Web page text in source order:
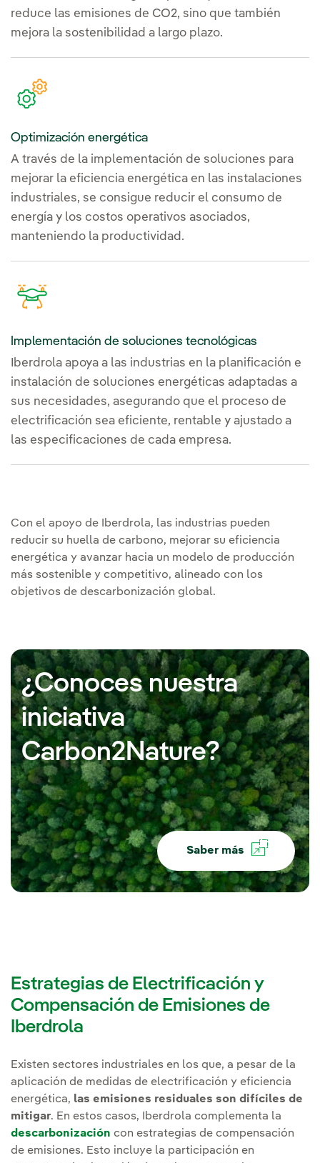
reduce las emisiones de CO2, sino que también
mejora la sostenibilidad a largo plazo.
Optimización energética
A través de la implementación de soluciones para
mejorar la eficiencia energética en las instalaciones
industriales, se consigue reducir el consumo de
energía y los costos operativos asociados,
manteniendo la productividad.
Implementación de soluciones tecnológicas
Iberdrola apoya a las industrias en la planificación e
instalación de soluciones energéticas adaptadas a
sus necesidades, asegurando que el proceso de
electrificación sea eficiente, rentable y ajustado a
las especificaciones de cada empresa.
Con el apoyo de Iberdrola, las industrias pueden
reducir su huella de carbono, mejorar su eficiencia
energética y avanzar hacia un modelo de producción
más sostenible y competitivo, alineado con los
objetivos de descarbonización global.
¿Conoces nuestra
iniciativa
Carbon2Nature?
Saber más
Estrategias de Electrificación y
Compensación de Emisiones de
Iberdrola
Existen sectores industriales en los que, a pesar de la
aplicación de medidas de electrificación y eficiencia
energética, las emisiones residuales son difíciles de
mitigar. En estos casos, Iberdrola complementa la
descarbonización con estrategias de compensación
de emisiones. Esto incluye la participación en